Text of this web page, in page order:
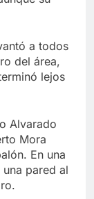
a todos
del área,
lejos
Alvarado
Mora
En una
pared al